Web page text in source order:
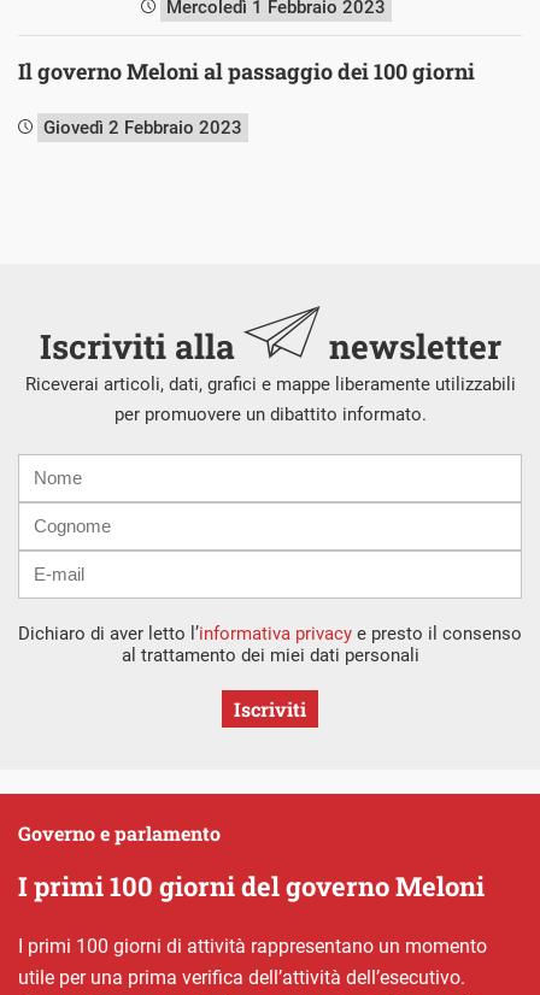
Mercoledì 1 Febbraio 2023
Il governo Meloni al passaggio dei 100 giorni
Giovedì 2 Febbraio 2023
Iscriviti alla newsletter
Riceverai articoli, dati, grafici e mappe liberamente utilizzabili
per promuovere un dibattito informato.
mail
Dichiaro di aver letto l’informativa privacy e presto il consenso
al trattamento dei miei dati personali
Iscriviti
I primi 100 giorni del governo Meloni
Governo e parlamento
I primi 100 giorni di attività rappresentano un momento
utile per una prima verifica dell’attività dell’esecutivo.